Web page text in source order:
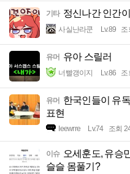
기타 정신나간 인간
사실난라쿤 Lv.89 조
유머 유아 스릴러
너빨갱이지 Lv.86 조
유머 한국인들이 유
표현
Ieewrre Lv.74 조회
이슈 오세훈도, 유승
슬슬 몸풀기?